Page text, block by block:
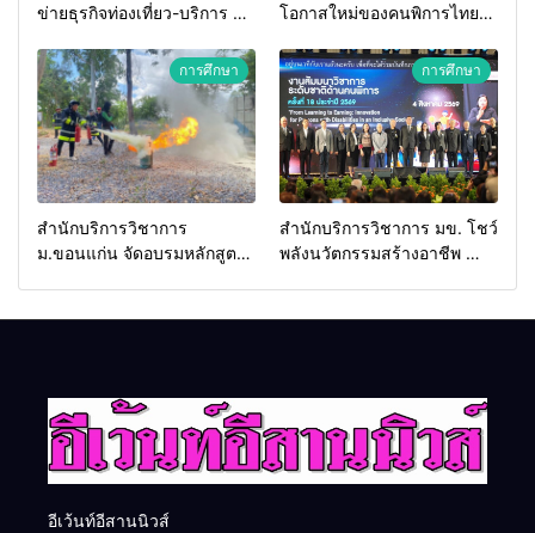
ข่ายธุรกิจท่องเที่ยว-บริการ จัด
2026 เชื่อม 4 งานใหญ่ สร้าง
โอกาสธุรกิจครบวงจร ด้วย
ครับ
โอกาสใหม่ของคนพิการไทย
ประเทศ
การศึกษา
สำนักบริการวิชาการ
ม.ขอนแก่น จัดอบรมหลักสูตร
การศึกษา
สำนักบริการวิชาการ มข. โชว์
พลังนวัตกรรมสร้างอาชีพ นำ
อีเว้นท์อีสานนิวส์